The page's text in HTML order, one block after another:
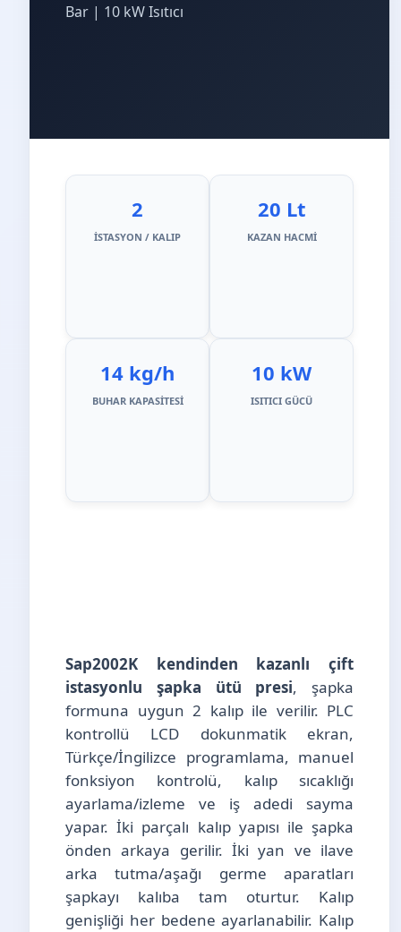
Bar | 10 kW Isıtıcı
2
İSTASYON / KALIP
20 Lt
KAZAN HACMI
14 kg/h
BUHAR KAPASITESI
10 kW
ISITICI GÜCÜ
Sap2002K kendinden kazanlı çift
istasyonlu şapka ütü presi, şapka
formuna uygun 2 kalıp ile verilir. PLC
kontrollü LCD dokunmatik ekran,
Türkçe/İngilizce programlama, manuel
fonksiyon kontrolü, kalıp sıcaklığı
ayarlama/izleme ve iş adedi sayma
yapar. İki parçalı kalıp yapısı ile şapka
önden arkaya gerilir. İki yan ve ilave
arka tutma/aşağı germe aparatları
şapkayı kalıba tam oturtur. Kalıp
genişliği her bedene ayarlanabilir. Kalıp